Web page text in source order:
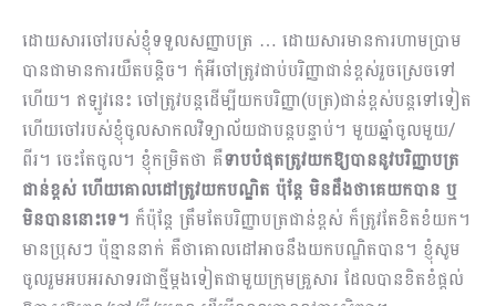
ដោយសារចៅរបស់ខ្ញុំទទួលសញ្ញាបត្រ … ដោយសារមានការហាមប្រាម
បានជាមានការយឺតបន្តិច។ កុំអីចៅត្រូវជាប់បរិញ្ញាជាន់ខ្ពស់រួចស្រេចទៅ
ហើយ។ ឥឡូវនេះ ចៅត្រូវបន្តដើម្បីយកបរិញ្ញា(បត្រ)ជាន់ខ្ពស់បន្តទៅទៀត
ហើយចៅរបស់ខ្ញុំចូលសាកលវិទ្យាល័យជាបន្តបន្ទាប់។ មួយឆ្នាំចូលមួយ/
ពីរ។ ចេះតែចូល។ ខ្ញុំកម្រិតថា គឺទាបបំផុតត្រូវយកឱ្យបាននូវបរិញ្ញាបត្រ
ជាន់ខ្ពស់ ហើយគោលដៅត្រូវយកបណ្ឌិត ប៉ុន្តែ មិនដឹងថាគេយកបាន ឬ
មិនបាននោះទេ។ ក៏ប៉ុន្តែ ត្រឹមតែបរិញ្ញាបត្រជាន់ខ្ពស់ ក៏ត្រូវតែខិតខំយក។
មានប្រុសៗ ប៉ុន្មាននាក់ គឺថាគោលដៅអាចនឹងយកបណ្ឌិតបាន។ ខ្ញុំសូម
ចូលរួមអបអរសាទរជាថ្មីម្ដងទៀតជាមួយក្រុមគ្រួសារ ដែលបានខិតខំផ្ដល់